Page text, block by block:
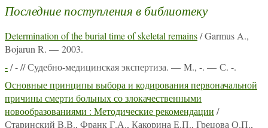
Последние поступления в библиотеку
Determination of the burial time of skeletal remains/ Garmus A.,
Bojarun R. — 2003.
-/ - // Судебно-медицинская экспертиза. — М., -. — С. -.
Основные принципы выбора и кодирования первоначальной
причины смерти больных со злокачественными
новообразованиями : Методические рекомендации /
Старинский В.В., Франк Г.А., Какорина Е.П., Грецова О.П.,